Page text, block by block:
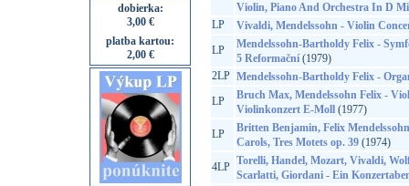
dobierka:
3,00 €
platba kartou:
2,00 €
Violin, Piano And Orchestra In D
LP
Vivaldi, Mendelssohn - Violin
LP
Mendelssohn-Bartholdy Felix -
5 Reformační(1979)
2LP Mendelssohn-Bartholdy Felix -
LP
Bruch Max, Mendelssohn Felix -
Violinkonzert E-Moll(1977)
LP
Britten Benjamin, Felix
Carols, Tres Motets op. 39(1974)
4LP Torelli, Handel, Mozart, Vivaldi,
Scarlatti, Giordani - Ein